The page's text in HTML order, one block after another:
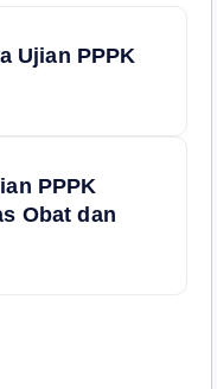
Ujian PPPK
PPPK
Obat dan